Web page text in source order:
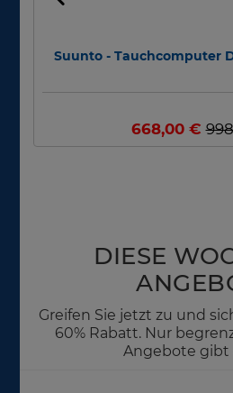
Suunto - Tauchcomputer
668,00 €
DIESE
Greifen Sie jetzt zu und
60% Rabatt. Nur
Angebote gibt